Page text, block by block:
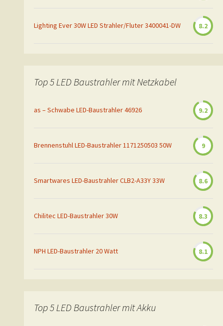
Lighting Ever 30W LED Strahler/Fluter 3400041-DW 8.2
Top 5 LED Baustrahler mit Netzkabel
as – Schwabe LED-Baustrahler 46926 9.2
Brennenstuhl LED-Baustrahler 1171250503 50W 9
Smartwares LED-Baustrahler CLB2-A33Y 33W 8.6
Chilitec LED-Baustrahler 30W 8.3
NPH LED-Baustrahler 20 Watt 8.1
Top 5 LED Baustrahler mit Akku